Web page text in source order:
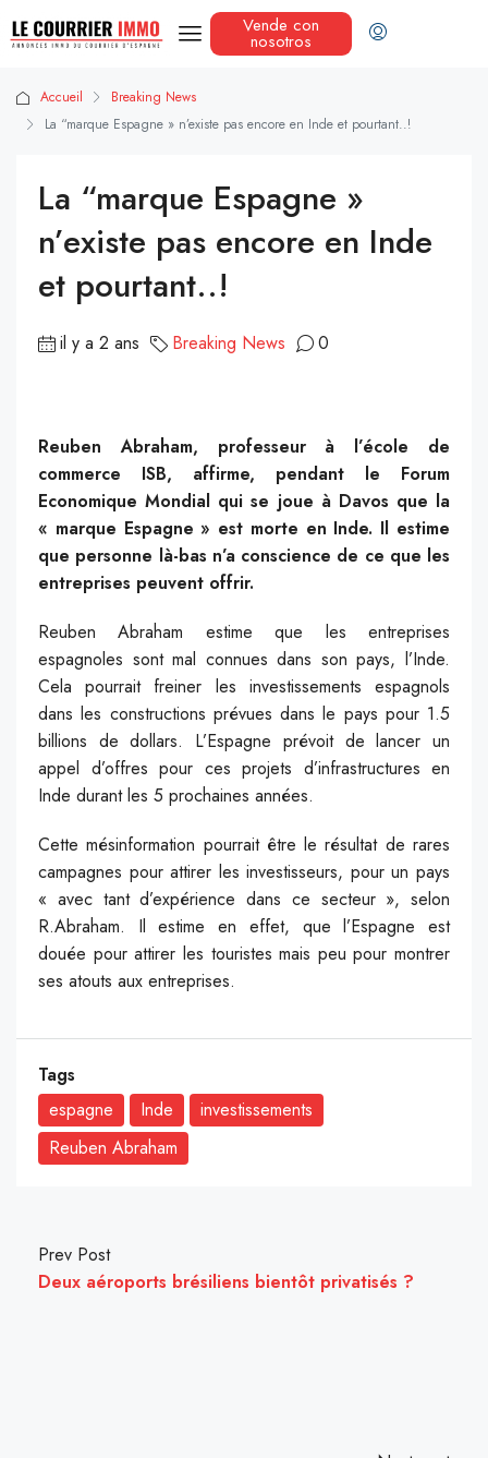
Vende con
nosotros
Accueil
Breaking News
La “marque Espagne » n’existe pas encore en Inde et pourtant..!
La “marque Espagne »
n’existe pas encore en Inde
et pourtant..!
il y a 2 ans Breaking News 0
Reuben Abraham, professeur à l’école de
commerce ISB, affirme, pendant le Forum
Economique Mondial qui se joue à Davos que la
« marque Espagne » est morte en Inde. Il estime
que personne là-bas n’a conscience de ce que les
entreprises peuvent offrir.
Reuben Abraham estime que les entreprises
espagnoles sont mal connues dans son pays, l’Inde.
Cela pourrait freiner les investissements espagnols
dans les constructions prévues dans le pays pour 1.5
billions de dollars. L’Espagne prévoit de lancer un
appel d’offres pour ces projets d’infrastructures en
Inde durant les 5 prochaines années.
Cette mésinformation pourrait être le résultat de rares
campagnes pour attirer les investisseurs, pour un pays
« avec tant d’expérience dans ce secteur », selon
R.Abraham. Il estime en effet, que l’Espagne est
douée pour attirer les touristes mais peu pour montrer
ses atouts aux entreprises.
Tags
espagne
Inde
investissements
Reuben Abraham
Prev Post
Deux aéroports brésiliens bientôt privatisés ?